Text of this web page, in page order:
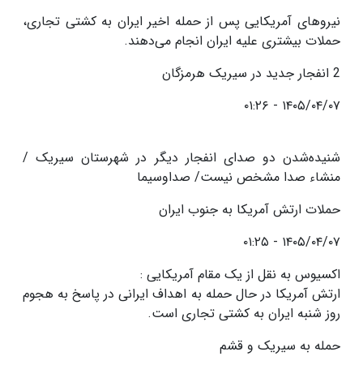
نیروهای آمریکایی پس از حمله اخیر ایران به کشتی تجاری،
حملات بیشتری علیه ایران انجام می‌دهند.
2 انفجار جدید در سیریک هرمزگان
۱۴۰۵/۰۴/۰۷ - ۰۱:۲۶
شنیده‌شدن دو صدای انفجار دیگر در شهرستان سیریک /
منشاء صدا مشخص نیست/ صداوسیما
حملات ارتش آمریکا به جنوب ایران
۱۴۰۵/۰۴/۰۷ - ۰۱:۲۵
اکسیوس به نقل از یک مقام آمریکایی :
ارتش آمریکا در حال حمله به اهداف ایرانی در پاسخ به هجوم
روز شنبه ایران به کشتی تجاری است.
حمله به سیریک و قشم